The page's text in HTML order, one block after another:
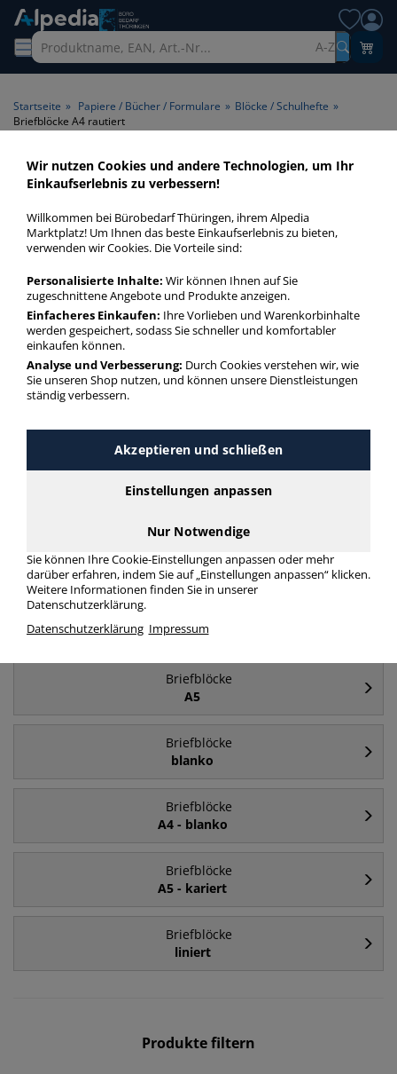
A-Z
Startseite » Papiere / Bücher / Formulare » Blöcke / Schulhefte »
Briefblöcke A4 rautiert
Briefblöcke A4 rautiert >
Lineatur rautiert > Format A4
Briefblöcke A4 rautiert in bester Qualität zum günstigen
Filter-Funktion.
Briefblöcke A4 rautiert
mehr Infos zur Kategorie
Briefblöcke
Briefblöcke
A4
kariert
Briefblöcke
A5
Briefblöcke
blanko
Briefblöcke
A4 - blanko
Briefblöcke
A5 - kariert
Briefblöcke
liniert
Produkte filtern
Wir nutzen Cookies und andere Technologien, um Ihr
Einkaufserlebnis zu verbessern!
Willkommen bei Bürobedarf Thüringen, ihrem Alpedia
Marktplatz! Um Ihnen das beste Einkaufserlebnis zu bieten,
verwenden wir Cookies. Die Vorteile sind:
Personalisierte Inhalte: Wir können Ihnen auf Sie
zugeschnittene Angebote und Produkte anzeigen.
Einfacheres Einkaufen: Ihre Vorlieben und Warenkorbinhalte
werden gespeichert, sodass Sie schneller und komfortabler
einkaufen können.
Analyse und Verbesserung: Durch Cookies verstehen wir, wie
Sie unseren Shop nutzen, und können unsere Dienstleistungen
ständig verbessern.
Akzeptieren und schließen
Einstellungen anpassen
Nur Notwendige
Sie können Ihre Cookie-Einstellungen anpassen oder mehr
darüber erfahren, indem Sie auf „Einstellungen anpassen“ klicken.
Weitere Informationen finden Sie in unserer
Datenschutzerklärung.
Datenschutzerklärung Impressum